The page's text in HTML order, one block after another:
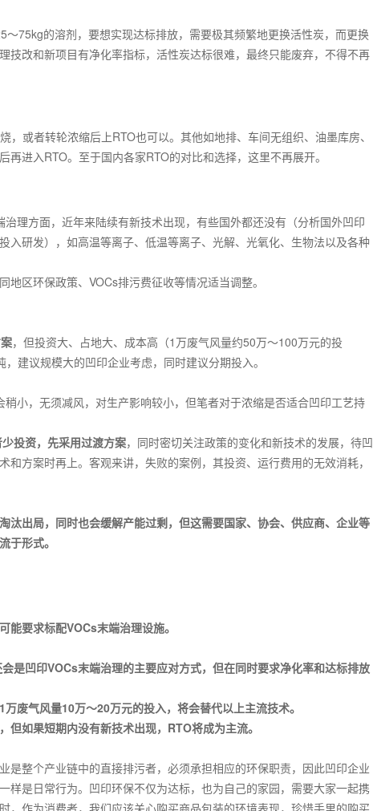
～75kg的溶剂，要想实现达标排放，需要极其频繁地更换活性炭，而更换
技改和新项目有净化率指标，活性炭达标很难，最终只能废弃，不得不再
，或者转轮浓缩后上RTO也可以。其他如地排、车间无组织、油墨库房、
再进入RTO。至于国内各家RTO的对比和选择，这里不再展开。
治理方面，近年来陆续有新技术出现，有些国外都还没有（分析国外凹印
入研发），如高温等离子、低温等离子、光解、光氧化、生物法以及各种
地区环保政策、 VOCs排污费征收等情况适当调整。
，但投资大、占地大、成本高（1 万废气风量约50万～100万元的投
，建议规模大的凹印企业考虑，同时建议分期投入。
稍小，无须减风，对生产影响较小，但笔者对于浓缩是否适合凹印工艺持
投资，先采用过渡方案，同时密切关注政策的变化和新技术的发展，待凹
方案时再上。客观来讲，失败的案例，其投资、运行费用的无效消耗，
汰出局，同时也会缓解产能过剩，但这需要国家、协会、供应商、企业等
于形式。
能要求标配VOCs末端治理设施。
是凹印VOCs末端治理的主要应对方式，但在同时要求净化率和达标排放
1万废气风量10万～20万元的投入，将会替代以上主流技术。
但如果短期内没有新技术出现， RTO将成为主流。
是整个产业链中的直接排污者，必须承担相应的环保职责，因此凹印企业
样是日常行为。凹印环保不仅为达标，也为自己的家园，需要大家一起携
，作为消费者，我们应该关心购买商品包装的环境表现，珍惜手里的购买